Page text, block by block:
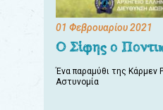
01 Φεβρουαρίου 2021
Ο Σίφης ο
Ένα παραμύθι της Κάρμεν
Αστυνομία